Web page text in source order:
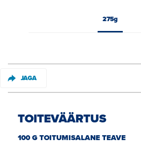
275g
JAGA
TOITEVÄÄRTUS
100 G TOITUMISALANE TEAVE